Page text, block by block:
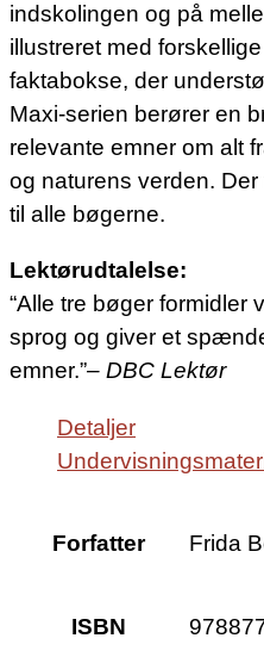
indskolingen og på
illustreret med
faktabokse, der
Maxi-serien berører en
relevante emner om alt
og naturens verden. Der
til alle bøgerne.
Lektørudtalelse:
“Alle tre bøger formidler
sprog og giver et
emner.”– DBC Lektør
Detaljer
Forfatter Frida
ISBN